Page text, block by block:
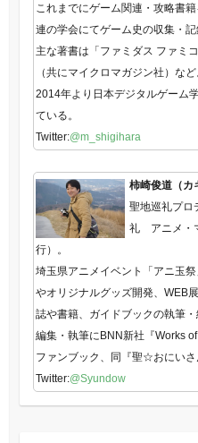
これまでにゲーム関連・攻略書
連の学会にてゲーム史の収集・記
主な著書は「ファミダス ファミ
（共にマイクロマガジン社）など
2014年より日本デジタルゲーム
ている。
Twitter:@m_shigihara
柿崎俊道（カ
聖地巡礼プロ
礼 アニメ・
行）。
埼玉県アニメイベント「アニ玉
やオリジナルグッズ開発、WEB
誌や書籍、ガイドブックの執筆
編集・執筆にBNN新社『Works
ファンブック、同『聖☆おにいさ
Twitter:@Syundow